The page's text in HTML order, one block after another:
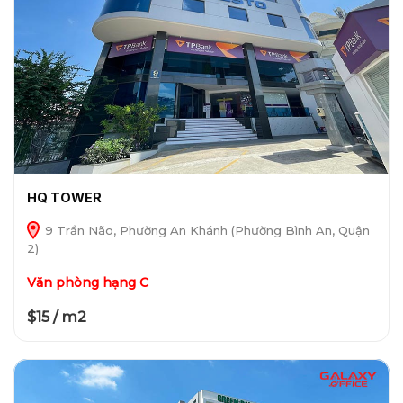
HQ TOWER
9 Trần Não, Phường An Khánh (Phường Bình An, Quận
2)
Văn phòng hạng C
$15 / m2